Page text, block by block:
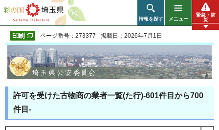
彩の国 埼玉県
情報を探す メニュー
緊急・防
災
ページ番号：273377 掲載日：2026年7月1日
許可を受けた古物商の業者一覧(た行)-601件目から700
件目-